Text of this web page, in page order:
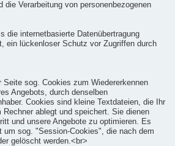
die Verarbeitung von personenbezogenen
die internetbasierte Datenübertragung
ein lückenloser Schutz vor Zugriffen durch
Seite sog. Cookies zum Wiedererkennen
Angebots, durch denselben
Cookies sind kleine Textdateien, die Ihr
Rechner ablegt und speichert. Sie dienen
und unsere Angebote zu optimieren. Es
um sog. "Session-Cookies", die nach dem
gelöscht werden.<br>